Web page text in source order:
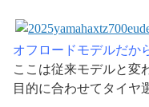
オフロードモデルだか
ここは従来モデルと変
目的に合わせてタイヤ